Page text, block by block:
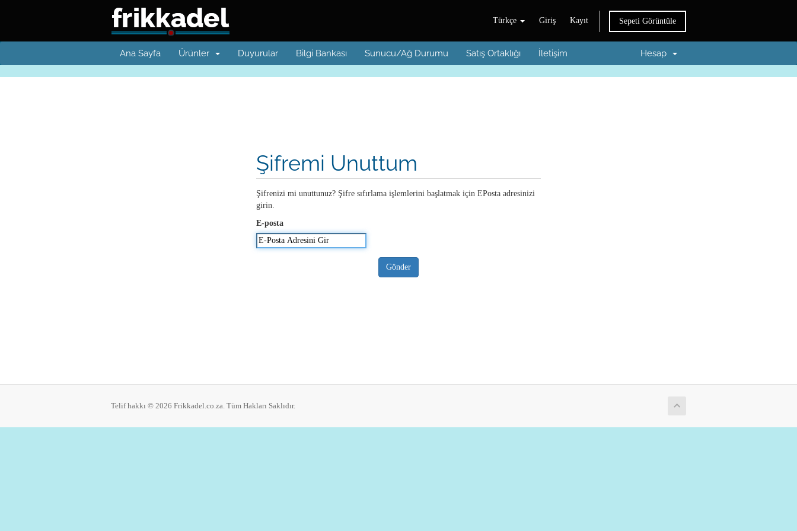
Türkçe Giriş Kayıt Sepeti Görüntüle
Ana Sayfa Ürünler Duyurular Bilgi Bankası Sunucu/Ağ Durumu Satış Ortaklığı İletişim Hesap
Şifremi Unuttum
Şifrenizi mi unuttunuz? Şifre sıfırlama işlemlerini başlatmak için EPosta adresinizi
girin.
E-posta
Gönder
Telif hakkı © 2026 Frikkadel.co.za. Tüm Hakları Saklıdır.